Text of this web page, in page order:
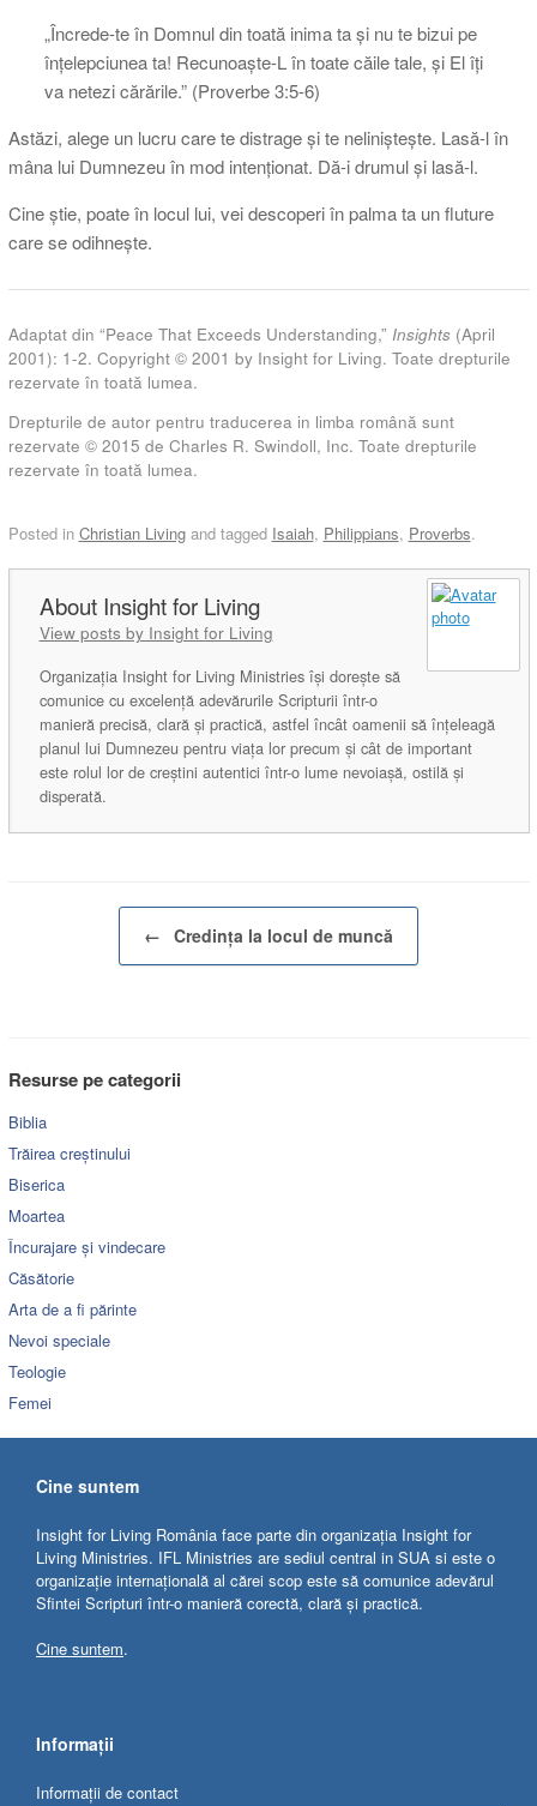
„Încrede-te în Domnul din toată inima ta şi nu te bizui pe
înţelepciunea ta! Recunoaşte-L în toate căile tale, şi El îţi
va netezi cărările.” (Proverbe 3:5-6)
Astăzi, alege un lucru care te distrage și te neliniștește. Lasă-l în
mâna lui Dumnezeu în mod intenționat. Dă-i drumul și lasă-l.
Cine știe, poate în locul lui, vei descoperi în palma ta un fluture
care se odihnește.
Adaptat din “Peace That Exceeds Understanding,” Insights(April
2001): 1-2. Copyright © 2001 by Insight for Living. Toate drepturile
rezervate în toată lumea.
Drepturile de autor pentru traducerea in limba română sunt
rezervate © 2015 de Charles R. Swindoll, Inc. Toate drepturile
rezervate în toată lumea.
Posted in Christian Livingand tagged Isaiah, Philippians, Proverbs.
Insight for Living
View posts by Insight for Living
Organizația Insight for Living Ministries își dorește să
comunice cu excelență adevărurile Scripturii într-o
manieră precisă, clară și practică, astfel încât oamenii să înțeleagă
planul lui Dumnezeu pentru viața lor precum și cât de important
este rolul lor de creștini autentici într-o lume nevoiașă, ostilă și
disperată.
← Credința la locul de muncă
Resurse pe categorii
Biblia
Trăirea creștinului
Biserica
Moartea
Încurajare și vindecare
Căsătorie
Arta de a fi părinte
Nevoi speciale
Teologie
Femei
Cine suntem
Insight for Living România face parte din organizația Insight for
Living Ministries. IFL Ministries are sediul central in SUA si este o
organizație internațională al cărei scop este să comunice adevărul
Sfintei Scripturi într-o manieră corectă, clară și practică.
Cine suntem.
Informații
Informații de contact